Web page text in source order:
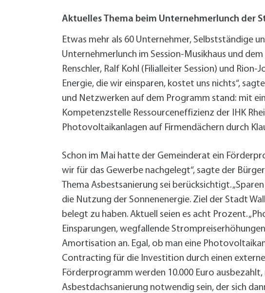
Walldorf-Süd
Veranstaltungskalender
Wegbeschreibung
Zahlen und Fakten
Aktuelles Thema beim Unternehmerlunch der
Etwas mehr als 60 Unternehmer, Selbstständige
Unternehmerlunch im Session-Musikhaus und
Renschler, Ralf Kohl (Filialleiter Session) und
Energie, die wir einsparen, kostet uns nichts“,
und Netzwerken auf dem Programm stand: mit
Kompetenzstelle Ressourceneffizienz der IHK
Photovoltaikanlagen auf Firmendächern durch
Schon im Mai hatte der Gemeinderat ein
wir für das Gewerbe nachgelegt“, sagte der
Thema Asbestsanierung sei berücksichtigt.
die Nutzung der Sonnenenergie. Ziel der Stadt
belegt zu haben. Aktuell seien es acht Prozent.
Einsparungen, wegfallende
Amortisation an. Egal, ob man eine
Contracting für die Investition durch einen
Förderprogramm werden 10.000 Euro
Asbestdachsanierung notwendig sein, der sich